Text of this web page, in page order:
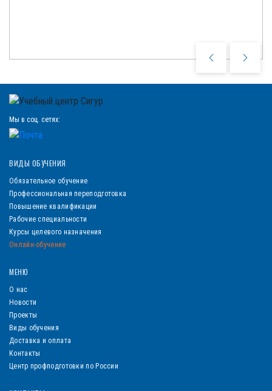
Мы в соц. сетях:
ВИДЫ ОБУЧЕНИЯ
Обязательное обучение
Профессиональная переподготовка
Повышение квалификации
Рабочие специальности
Курсы целевого назначения
Онлайн-обучение
МЕНЮ
О нас
Новости
Проекты
Виды обучения
Доставка и оплата
Контакты
Центр профподготовки по России